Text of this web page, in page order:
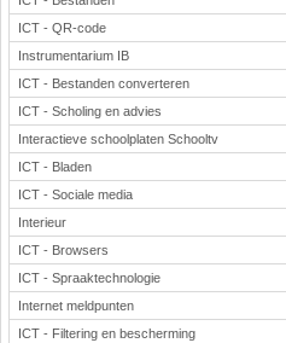
ICT - QR-code
Instrumentarium IB
ICT - Bestanden converteren
ICT - Scholing en advies
Interactieve schoolplaten Schooltv
ICT - Bladen
ICT - Sociale media
Interieur
ICT - Browsers
ICT - Spraaktechnologie
Internet meldpunten
ICT - Filtering en bescherming